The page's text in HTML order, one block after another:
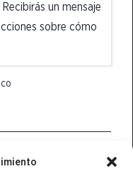
un mensaje
sobre cómo